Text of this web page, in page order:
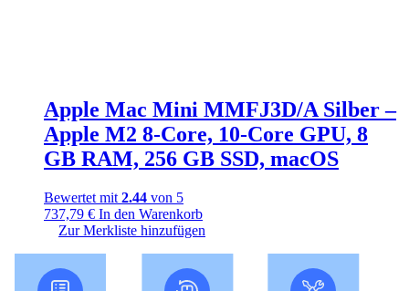
Apple Mac Mini MMFJ3D/A Silber –
Apple M2 8-Core, 10-Core GPU, 8
GB RAM, 256 GB SSD, macOS
Bewertet mit 2.44 von 5
737,79 € In den Warenkorb
Zur Merkliste hinzufügen